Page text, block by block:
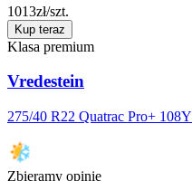
1013zł/szt.
Kup teraz
Klasa premium
Vredestein
275/40 R22 Quatrac Pro+ 108Y
Zbieramy opinie